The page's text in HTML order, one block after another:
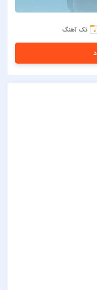
تک آهنگ